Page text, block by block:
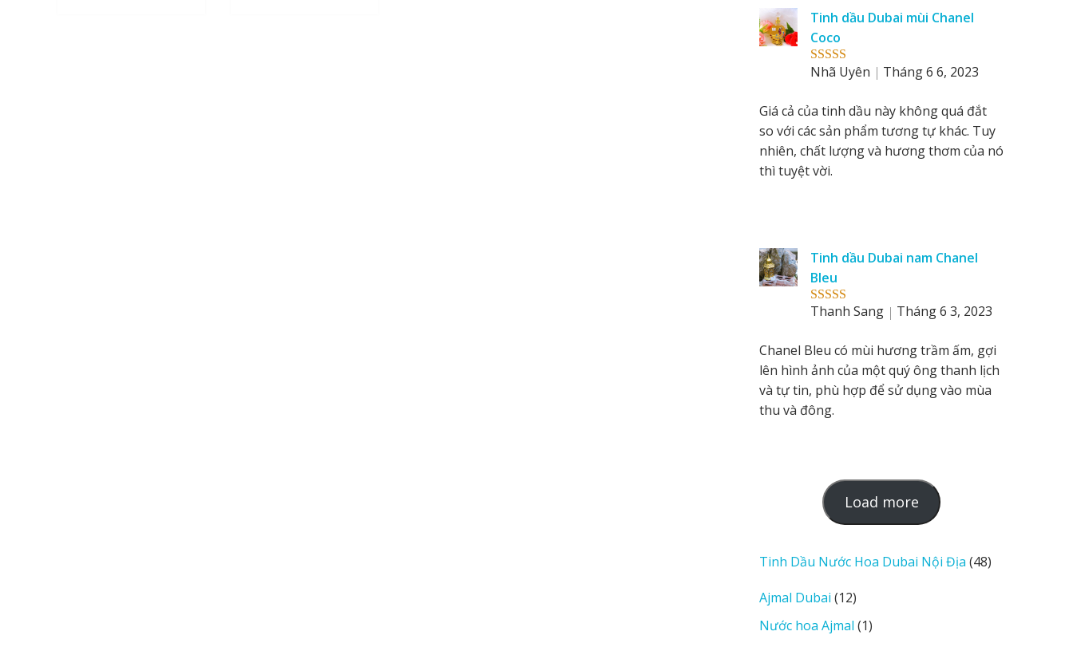
Rated5out
Tinh dầu Dubai mùi Chanel
Coco
Nhã Uyên
Tháng 6 6, 2023
Giá cả của tinh dầu này không quá đắt
so với các sản phẩm tương tự khác. Tuy
nhiên, chất lượng và hương thơm của nó
thì tuyệt vời.
Rated5 out
Tinh dầu Dubai nam Chanel
Bleu
Thanh Sang
Tháng 6 3, 2023
Chanel Bleu có mùi hương trầm ấm, gợi
lên hình ảnh của một quý ông thanh lịch
và tự tin, phù hợp để sử dụng vào mùa
thu và đông.
Load moreL
o
d
Tinh Dầu Nước Hoa Dubai Nội Địa 4848
Ajmal Dubai 1212
sản
phẩm
Nước hoa Ajmal 11